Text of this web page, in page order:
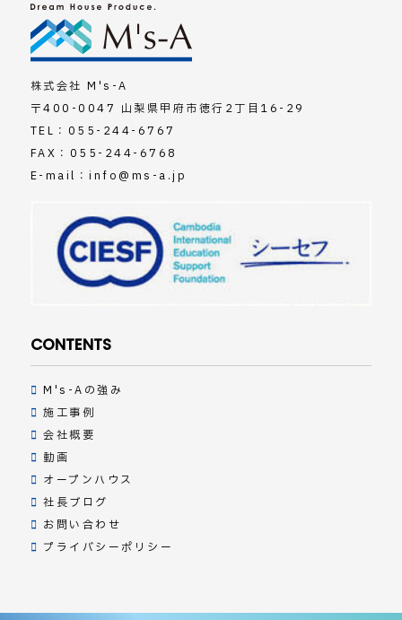
株式会社 M's-A
〒400-0047 山梨県甲府市徳行2丁目16-29
TEL： 055-244-6767
FAX：055-244-6768
E-mail：info@ms-a.jp
CONTENTS
M's-Aの強み
施工事例
会社概要
動画
オープンハウス
社長ブログ
お問い合わせ
プライバシーポリシー